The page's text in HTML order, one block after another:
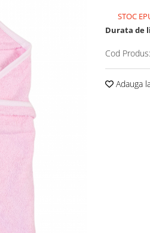
STOC
Durata de
Cod Produs:
Adauga